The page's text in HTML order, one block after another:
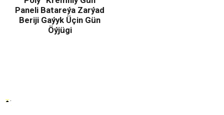
Paneli Batareýa Zarýad
Beriji Gaýyk Üçin Gün
Öýjügi